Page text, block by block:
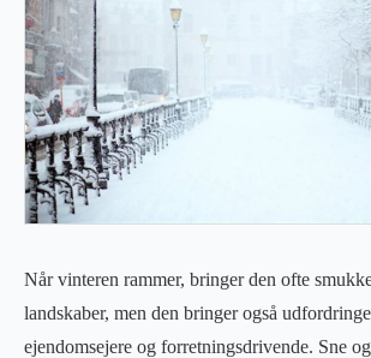
Når vinteren rammer, bringer den ofte
landskaber, men den bringer også
ejendomsejere og forretningsdrivende. Sne